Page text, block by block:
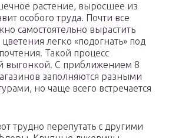
растение, выросшее из
особого труда. Почти все
самостоятельно вырастить
легко «подогнать» под
Такой процесс
выгонкой. С приближением 8
заполняются разными
но чаще всего встречается
трудно перепутать с другими